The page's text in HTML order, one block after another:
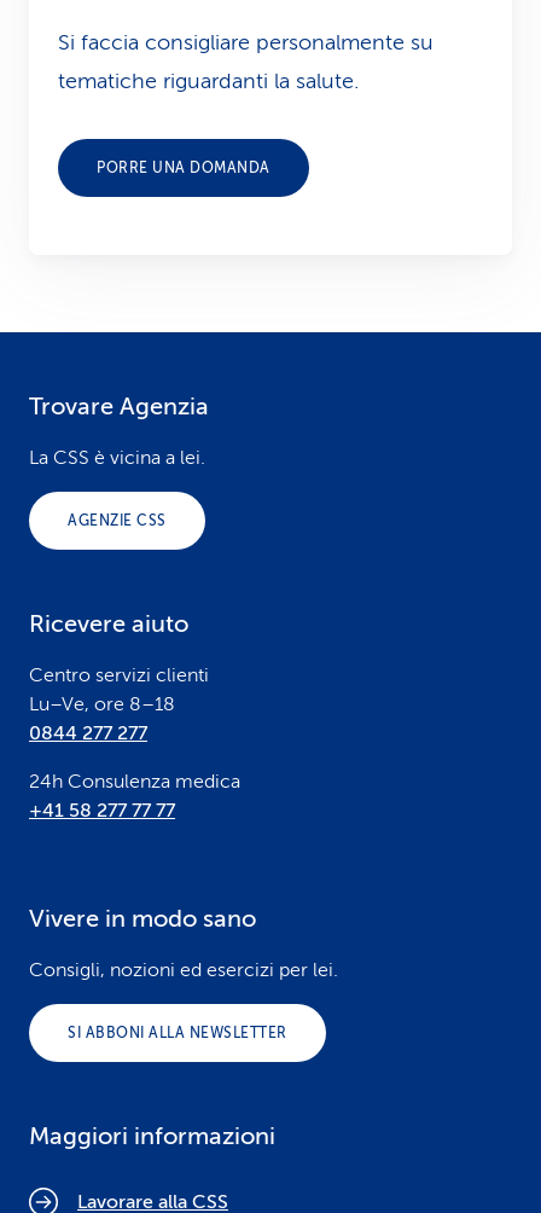
Si faccia consigliare personalmente su
tematiche riguardanti la salute.
PORRE UNA DOMANDA
Trovare Agenzia
La CSS è vicina a lei.
AGENZIE CSS
Ricevere aiuto
Centro servizi clienti
Lu–Ve, ore 8–18
0844 277 277
24h Consulenza medica
+41 58 277 77 77
Vivere in modo sano
Consigli, nozioni ed esercizi per lei.
SI ABBONI ALLA NEWSLETTER
Maggiori informazioni
Lavorare alla CSS